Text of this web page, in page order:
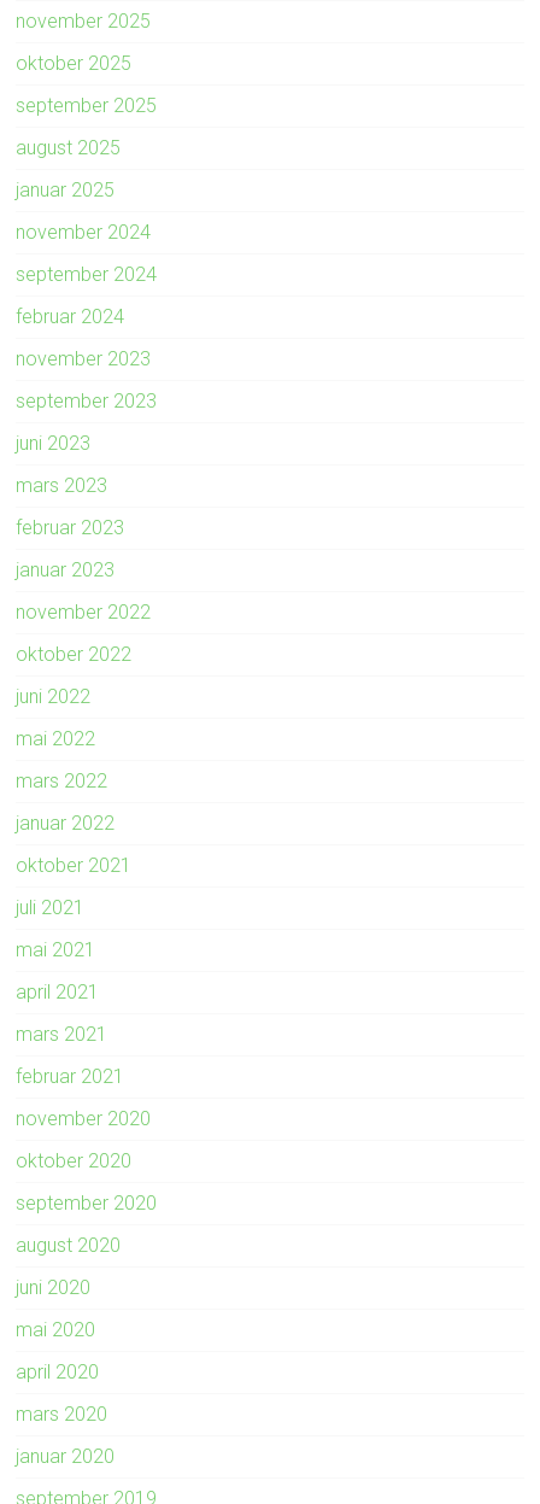
november 2025
oktober 2025
september 2025
august 2025
januar 2025
november 2024
september 2024
februar 2024
november 2023
september 2023
juni 2023
mars 2023
februar 2023
januar 2023
november 2022
oktober 2022
juni 2022
mai 2022
mars 2022
januar 2022
oktober 2021
juli 2021
mai 2021
april 2021
mars 2021
februar 2021
november 2020
oktober 2020
september 2020
august 2020
juni 2020
mai 2020
april 2020
mars 2020
januar 2020
september 2019